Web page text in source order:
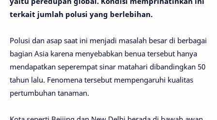
terkait jumlah polusi yang berlebihan.
Polusi dan asap saat ini menjadi masalah besar di berbagai
bagian Asia karena menyebabkan benua tersebut hanya
mendapatkan seperempat sinar matahari dibandingkan 50
tahun lalu. Fenomena tersebut mempengaruhi kualitas
pertumbuhan tanaman.